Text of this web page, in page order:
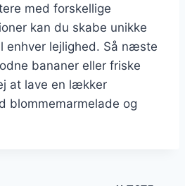
med forskellige
kan du skabe unikke
enhver lejlighed. Så næste
bananer eller friske
at lave en lækker
blommemarmelade og